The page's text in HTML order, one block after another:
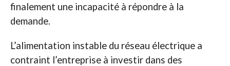
finalement une incapacité à répondre à la
demande.
L’alimentation instable du réseau électrique a
contraint l’entreprise à investir dans des